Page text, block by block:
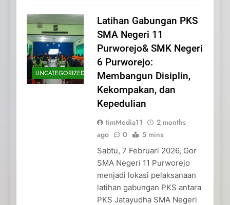
UNCATEGORIZED
Latihan Gabungan PKS
SMA Negeri 11
Purworejo& SMK Negeri
6 Purworejo:
Membangun Disiplin,
Kekompakan, dan
Kepedulian
timMedia11
2 months
ago
0 5 mins
Sabtu, 7 Februari 2026, Gor
SMA Negeri 11 Purworejo
menjadi lokasi pelaksanaan
latihan gabungan PKS antara
PKS Jatayudha SMA Negeri